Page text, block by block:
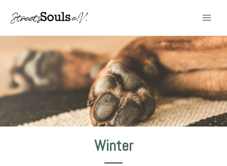
Winter